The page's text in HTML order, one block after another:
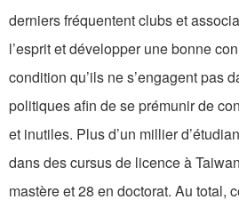
derniers fréquentent clubs et
l’esprit et développer une bonne
condition qu’ils ne s’engagent pas
politiques afin de se prémunir de
et inutiles. Plus d’un millier
dans des cursus de licence à
mastère et 28 en doctorat. Au total,